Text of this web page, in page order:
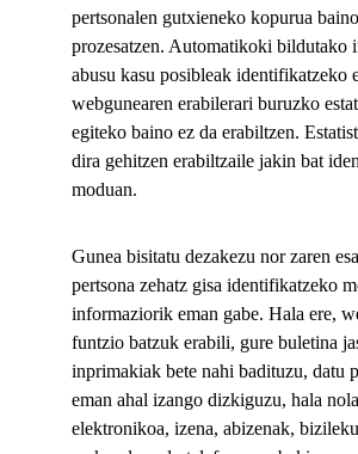
pertsonalen gutxieneko kopurua
prozesatzen. Automatikoki bildutako
abusu kasu posibleak identifikatzeko
webgunearen erabilerari buruzko
egiteko baino ez da erabiltzen.
dira gehitzen erabiltzaile jakin bat
moduan.
Gunea bisitatu dezakezu nor zaren
pertsona zehatz gisa identifikatzeko
informaziorik eman gabe. Hala ere,
funtzio batzuk erabili, gure buletina
inprimakiak bete nahi badituzu, datu
eman ahal izango dizkiguzu, hala
elektronikoa, izena, abizenak,